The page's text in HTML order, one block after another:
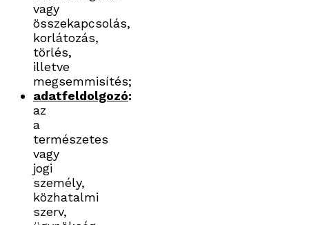
vagy
összekapcsolás,
korlátozás,
törlés,
illetve
megsemmisítés;
adatfeldolgozó:
az
a
természetes
vagy
jogi
személy,
közhatalmi
szerv,